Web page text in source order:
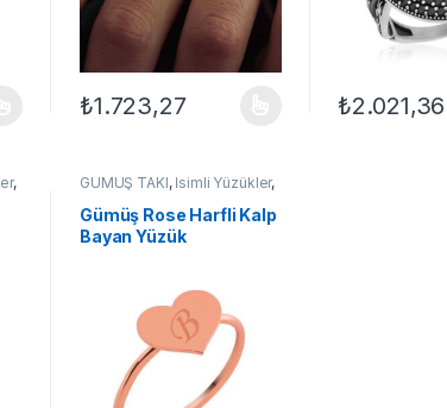
var. Seçenekler ürün sayfasından seçilebilir
₺1.723,27
Bu ürünün birden fazla varyasyonu var.
₺2.021,36
Bu ürünün
,
GÜMÜŞ TAKI, İsimli Yüzükler,
Kadın Yüzükleri
Gümüş Rose Harfli Kalp
Bayan Yüzük